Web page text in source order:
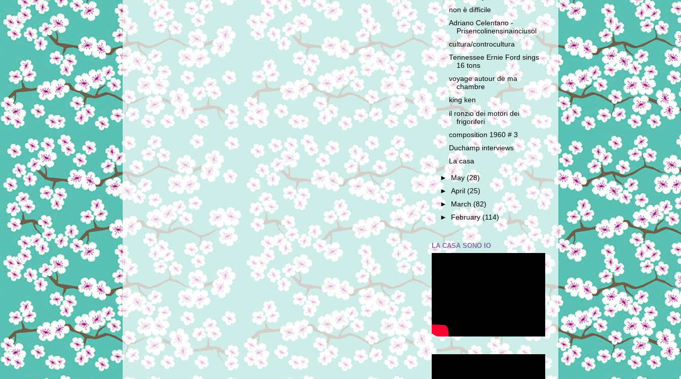
non è difficile
Adriano Celentano -
Prisencolinensinainciusol
cultura/controcultura
Tennessee Ernie Ford sings
16 tons
voyage autour de ma
chambre
king ken
il ronzio dei motori dei
frigoriferi
composition 1960 # 3
Duchamp interviews
La casa
►May(28)
►April(25)
►
March(82)
►
February(114)
LA CASA SONO IO